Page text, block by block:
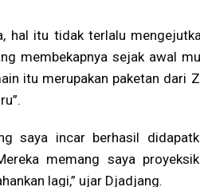
hal itu tidak terlalu
membekapnya sejak awal
itu merupakan paketan dari
saya incar berhasil
memang saya
lagi,” ujar Djadjang.